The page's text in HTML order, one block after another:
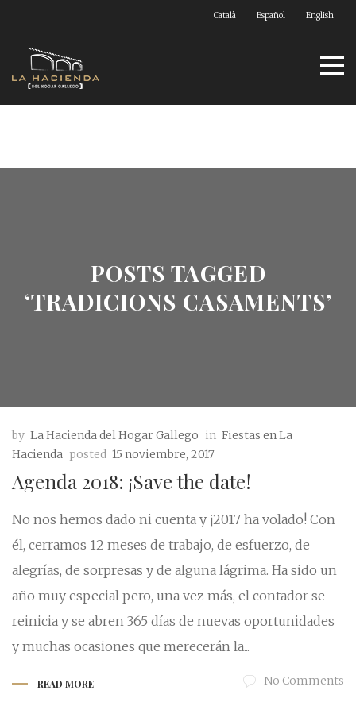
Català Español English
POSTS TAGGED
‘TRADICIONS CASAMENTS’
by La Hacienda del Hogar Gallego in Fiestas en La
Hacienda posted 15 noviembre, 2017
Agenda 2018: ¡Save the date!
No nos hemos dado ni cuenta y ¡2017 ha volado! Con
él, cerramos 12 meses de trabajo, de esfuerzo, de
alegrías, de sorpresas y de alguna lágrima. Ha sido un
año muy especial pero, una vez más, el contador se
reinicia y se abren 365 días de nuevas oportunidades
y muchas ocasiones que merecerán la...
READ MORE No Comments